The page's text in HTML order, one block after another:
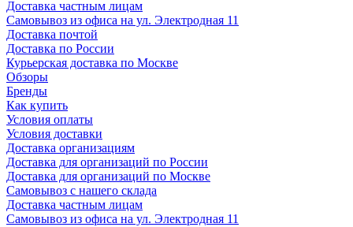
Доставка частным лицам
Самовывоз из офиса на ул. Электродная 11
Доставка почтой
Доставка по России
Курьерская доставка по Москве
Обзоры
Бренды
Как купить
Условия оплаты
Условия доставки
Доставка организациям
Доставка для организаций по России
Доставка для организаций по Москве
Самовывоз с нашего склада
Доставка частным лицам
Самовывоз из офиса на ул. Электродная 11